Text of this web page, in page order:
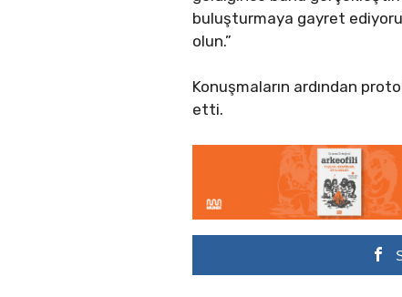
buluşturmaya gayret
olun.”
Konuşmaların ardından
etti.